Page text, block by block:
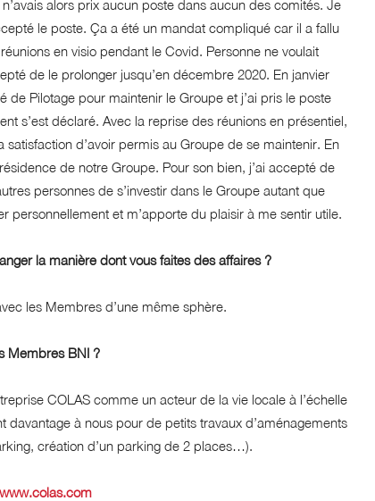
alors prix aucun poste dans aucun des comités. Je
le poste. Ça a été un mandat compliqué car il a fallu
en visio pendant le Covid. Personne ne voulait
de le prolonger jusqu’en décembre 2020. En janvier
de Pilotage pour maintenir le Groupe et j’ai pris le poste
s’est déclaré. Avec la reprise des réunions en présentiel,
d’avoir permis au Groupe de se maintenir. En
de notre Groupe. Pour son bien, j’ai accepté de
personnes de s’investir dans le Groupe autant que
personnellement et m’apporte du plaisir à me sentir utile.
la manière dont vous faites des affaires ?
les Membres d’une même sphère.
Membres BNI ?
COLAS comme un acteur de la vie locale à l’échelle
à nous pour de petits travaux d’aménagements
création d’un parking de 2 places…).
www.colas.com